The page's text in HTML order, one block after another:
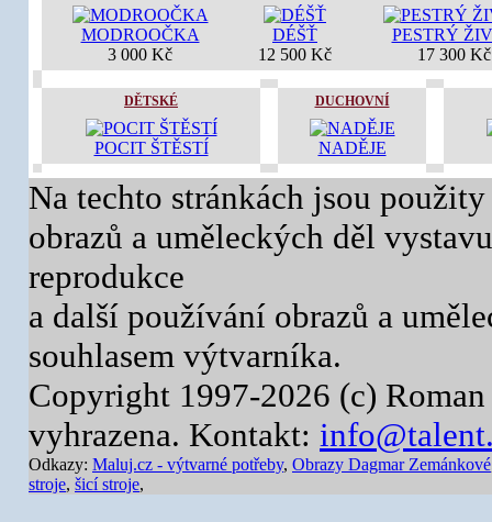
MODROOČKA
3 000 Kč
DÉŠŤ
12 500 Kč
PESTRÝ
17 300 Kč
DĚTSKÉ
POCIT ŠTĚSTÍ
DUCHOVNÍ
NADĚJE
Na techto stránkách jsou
obrazů a uměleckých děl
reprodukce
a další používání obrazů a
souhlasem výtvarníka.
Copyright 1997-2026 (c)
vyhrazena. Kontakt:
Odkazy: Maluj.cz - výtvarné potřeby, Obrazy Dagmar Zemánkové
stroje, šicí stroje,